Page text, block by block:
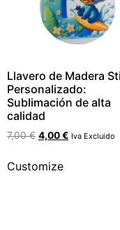
Llavero de Madera
Personalizado:
Sublimación de alta
calidad
7,00€ 4,00€ Iva Excluido
Customize